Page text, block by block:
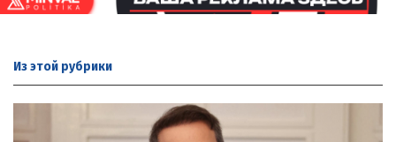
Из этой рубрики